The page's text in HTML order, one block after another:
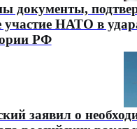
документы,
участие НАТО в
РФ
заявил о